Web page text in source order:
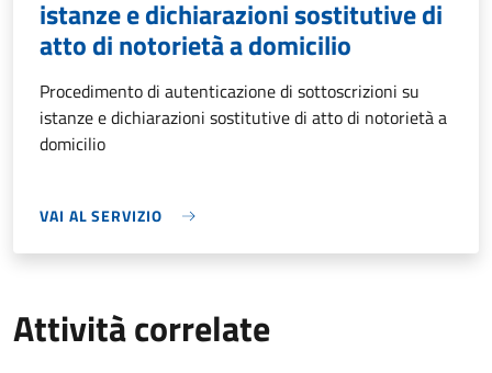
istanze e dichiarazioni sostitutive di
atto di notorietà a domicilio
Procedimento di autenticazione di sottoscrizioni su
istanze e dichiarazioni sostitutive di atto di notorietà a
domicilio
VAI AL SERVIZIO
Attività correlate